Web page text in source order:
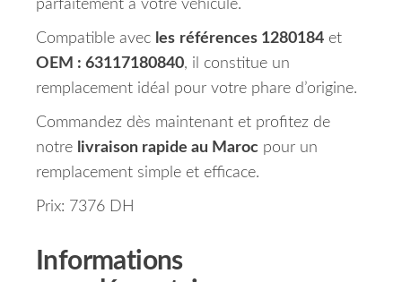
parfaitement à votre véhicule.
Compatible avec les références 1280184 et
OEM : 63117180840, il constitue un
remplacement idéal pour votre phare d’origine.
Commandez dès maintenant et profitez de
notre livraison rapide au Maroc pour un
remplacement simple et efficace.
Prix: 7376 DH
Informations